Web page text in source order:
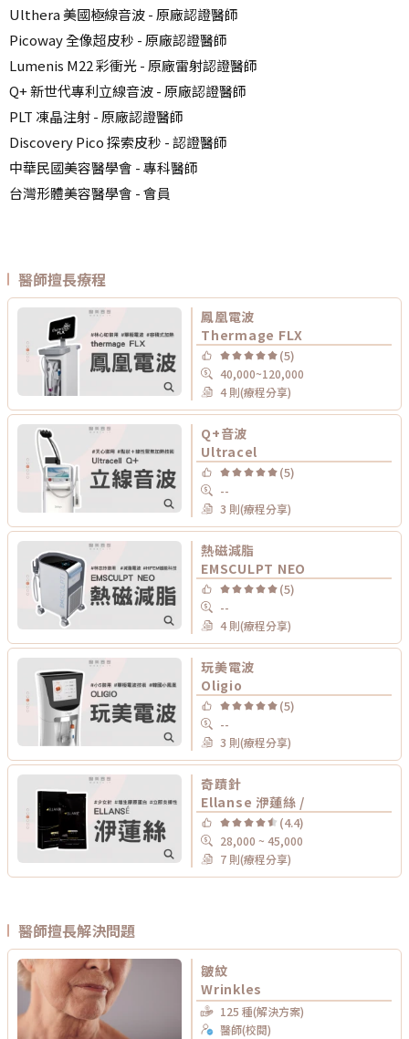
Ulthera 美國極線音波 - 原廠認證醫師
Picoway 全像超皮秒 - 原廠認證醫師
Lumenis M22 彩衝光 - 原廠雷射認證醫師
Q+ 新世代專利立線音波 - 原廠認證醫師
PLT 凍晶注射 - 原廠認證醫師
Discovery Pico 探索皮秒 - 認證醫師
中華民國美容醫學會 - 專科醫師
台灣形體美容醫學會 - 會員
醫師擅長療程
鳳凰電波
Thermage FLX
(5)
40,000~120,000
4 則(療程分享)
Q+音波
Ultracel
(5)
--
3 則(療程分享)
熱磁減脂
EMSCULPT NEO
(5)
--
4 則(療程分享)
玩美電波
Oligio
(5)
--
3 則(療程分享)
奇蹟針
Ellanse 洢蓮絲 /
(4.4)
28,000 ~ 45,000
7 則(療程分享)
醫師擅長解決問題
皺紋
Wrinkles
125 種(解決方案)
醫師(校閱)